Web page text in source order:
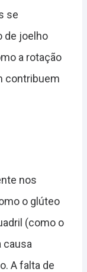
se
de joelho
a rotação
contribuem
nos
o glúteo
(como o
causa
A falta de